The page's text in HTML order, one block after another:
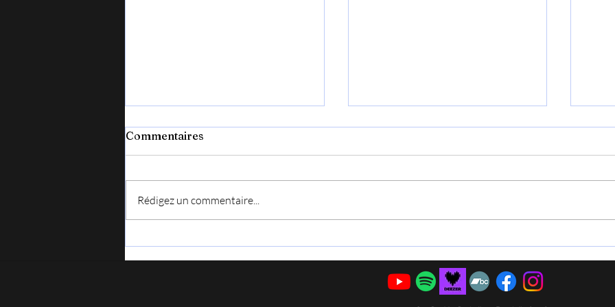
direction l’Ardèche (08/08)
enregistrée lors du festival
Barjac m'en chante
Commentaires
Rédigez un commentaire...